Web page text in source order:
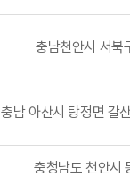
충남천안시 서북
충남 아산시 탕정면 갈
충청남도 천안시